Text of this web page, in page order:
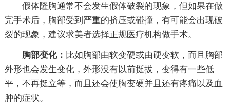
假体隆胸通常不会发生假体破裂的现象，但如果在做
完手术后，胸部受到严重的挤压或碰撞，有可能会出现破
裂的现象，建议求美者选择正规医疗机构做手术。
胸部变化： 比如胸部由软变硬或由硬变软，而且胸部
外形也会发生变化，外形没有以前挺拔，变得有一些低
平，不再挺立等，而且还会使胸变硬并且还有疼痛以及血
肿的症状。